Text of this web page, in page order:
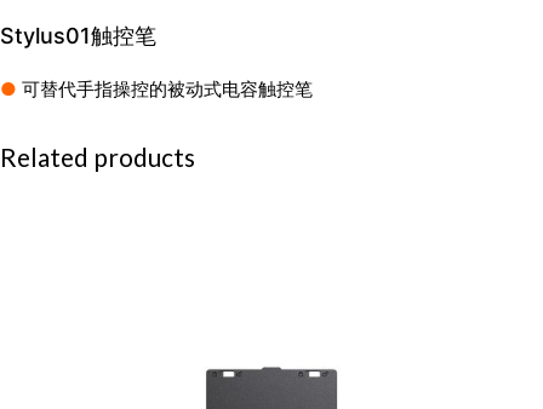
Stylus01触控笔
● 可替代手指操控的被动式电容触控笔
Related products